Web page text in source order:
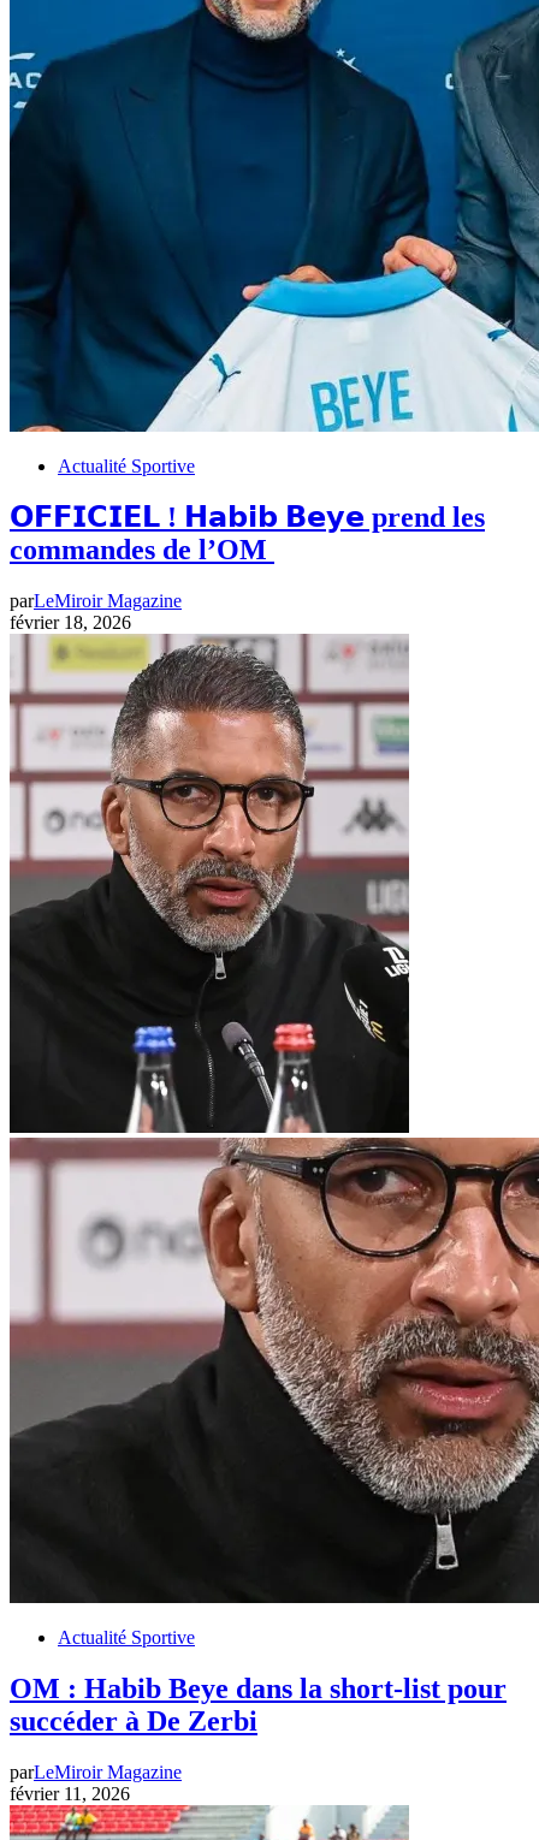
Actualité Sportive
𝗢𝗙𝗙𝗜𝗖𝗜𝗘𝗟 ! 𝗛𝗮𝗯𝗶𝗯 𝗕𝗲𝘆𝗲 prend les
commandes de l’OM
parLeMiroir Magazine
février 18, 2026
Actualité Sportive
OM : Habib Beye dans la short-list pour
succéder à De Zerbi
parLeMiroir Magazine
février 11, 2026